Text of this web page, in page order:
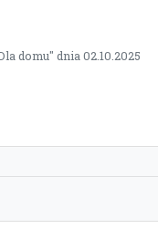
domu" dnia 02.10.2025